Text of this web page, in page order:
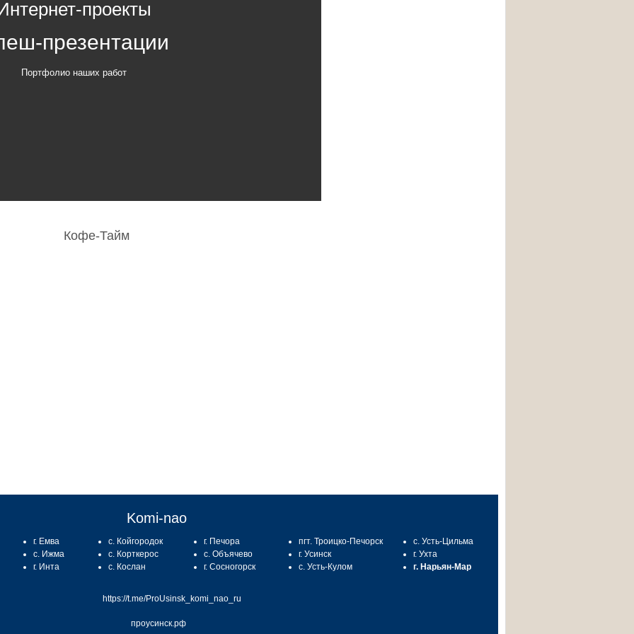
проекты
презентации
Портфолио наших работ
Кофе-Тайм
Komi-nao
г. Емва
с. Ижма
г. Инта
с. Койгородок
с. Корткерос
с. Кослан
г. Печора
с. Объячево
г. Сосногорск
пгт. Троицко-Печорск
г. Усинск
с. Усть-Кулом
с. Усть-Цильма
г. Ухта
г. Нарьян-Мар
https://t.me/ProUsinsk_komi_nao_ru
проусинск.рф